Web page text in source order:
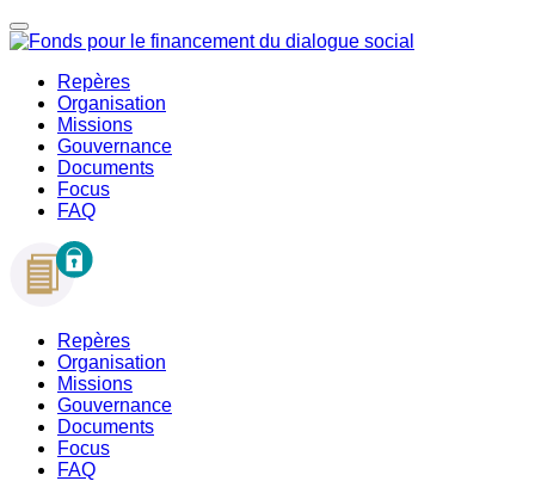
Repères
Organisation
Missions
Gouvernance
Documents
Focus
FAQ
Repères
Organisation
Missions
Gouvernance
Documents
Focus
FAQ